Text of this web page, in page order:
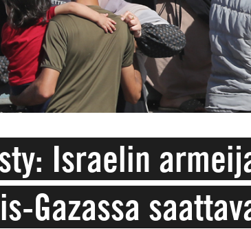
Israelin
Gazassa